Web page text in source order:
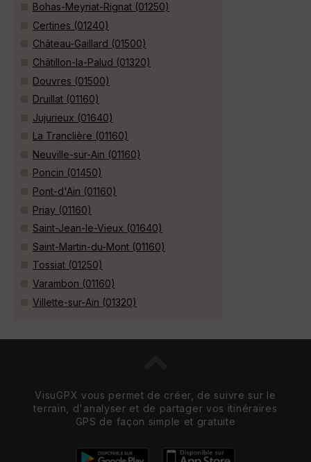
Bohas-Meyriat-Rignat (01250)
Certines (01240)
Château-Gaillard (01500)
Châtillon-la-Palud (01320)
Douvres (01500)
Druillat (01160)
Jujurieux (01640)
La Tranclière (01160)
Neuville-sur-Ain (01160)
Poncin (01450)
Pont-d'Ain (01160)
Priay (01160)
Saint-Jean-le-Vieux (01640)
Saint-Martin-du-Mont (01160)
Tossiat (01250)
Varambon (01160)
Villette-sur-Ain (01320)
VisuGPX vous permet de créer, de suivre sur le
terrain, d'analyser et de partager vos itinéraires
GPS de façon simple et gratuite